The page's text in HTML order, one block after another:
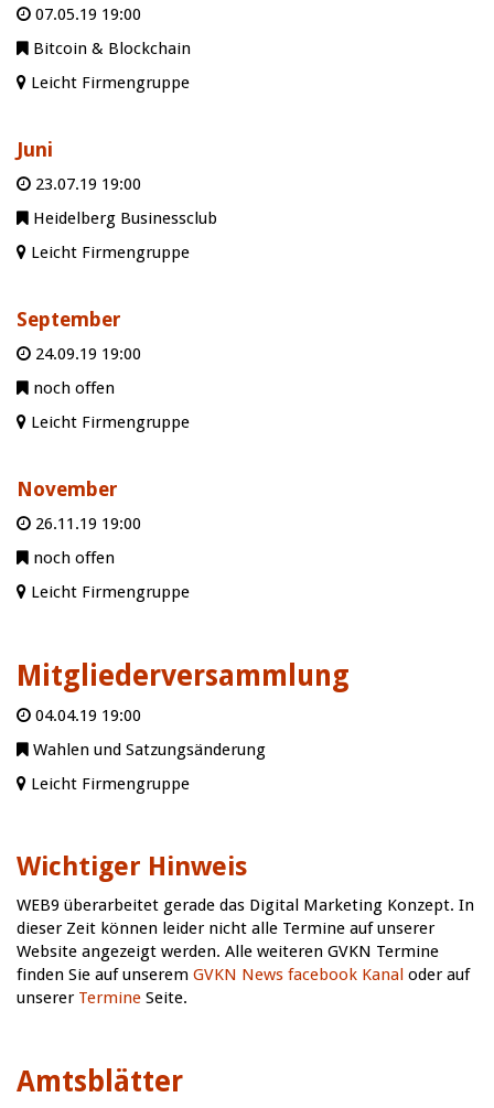
07.05.19 19:00
Bitcoin & Blockchain
Leicht Firmengruppe
Juni
23.07.19 19:00
Heidelberg Businessclub
Leicht Firmengruppe
September
24.09.19 19:00
noch offen
Leicht Firmengruppe
November
26.11.19 19:00
noch offen
Leicht Firmengruppe
Mitgliederversammlung
04.04.19 19:00
Wahlen und Satzungsänderung
Leicht Firmengruppe
Wichtiger Hinweis
WEB9 überarbeitet gerade das Digital Marketing Konzept. In
dieser Zeit können leider nicht alle Termine auf unserer
Website angezeigt werden. Alle weiteren GVKN Termine
finden Sie auf unserem GVKN News facebook Kanal oder auf
unserer Termine Seite.
Amtsblätter